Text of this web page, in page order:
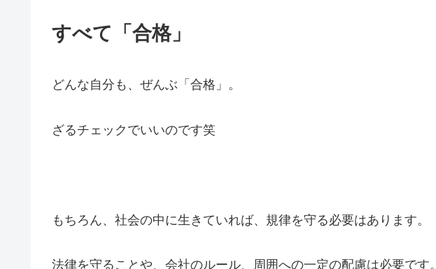
すべて「合格」
どんな自分も、ぜんぶ「合格」。
ざるチェックでいいのです笑
もちろん、社会の中に生きていれば、規律を守る必要はあります。
法律を守ることや、会社のルール、周囲への一定の配慮は必要です。